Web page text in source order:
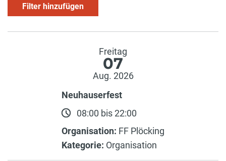
Filter hinzufügen
Freitag
07
Aug. 2026
Neuhauserfest
08:00 bis 22:00
Organisation: FF Plöcking
Kategorie: Organisation